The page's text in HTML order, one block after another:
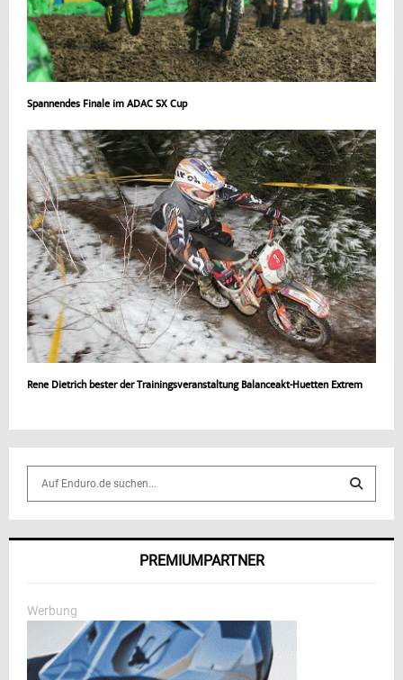
Spannendes Finale im ADAC SX Cup
Rene Dietrich bester der Trainingsveranstaltung Balanceakt-Huetten Extrem
o
r
:
S
PREMIUMPARTNER
Werbung